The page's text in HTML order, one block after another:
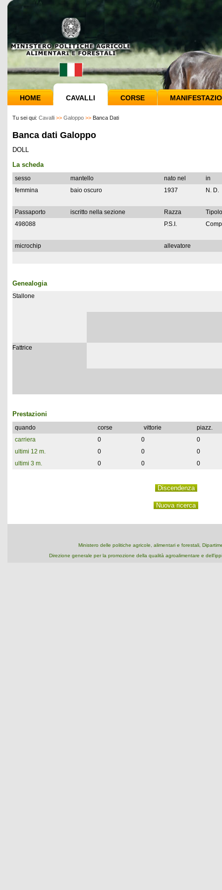
HOME CAVALLI CORSE
Tu sei qui: Cavalli >> Galoppo >> Banca Dati
Banca dati Galoppo
DOLL
La scheda
sesso mantello nato nel
in
femmina
baio oscuro 1937 N. D.
Passaporto iscritto nella sezione Razza
498088
P.S.I.
microchip allevatore
Genealogia
Stallone
Fattrice
Prestazioni
quando corse vittorie
piazz.
carriera
0 0
0
ultimi 12 m.
0 0
0
ultimi 3 m.
0 0 0
Ministero delle politiche agricole, alimentari e forestali,
Direzione generale per la promozione della qualità agroalimentare e